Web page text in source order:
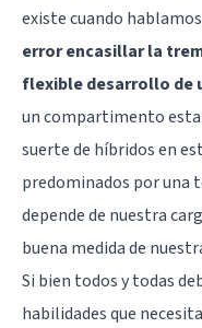
existe cuando
error encasillar la
flexible desarrollo de
un compartimento
suerte de híbridos en
predominados por una
depende de nuestra
buena medida de
Si bien todos y todas
habilidades que